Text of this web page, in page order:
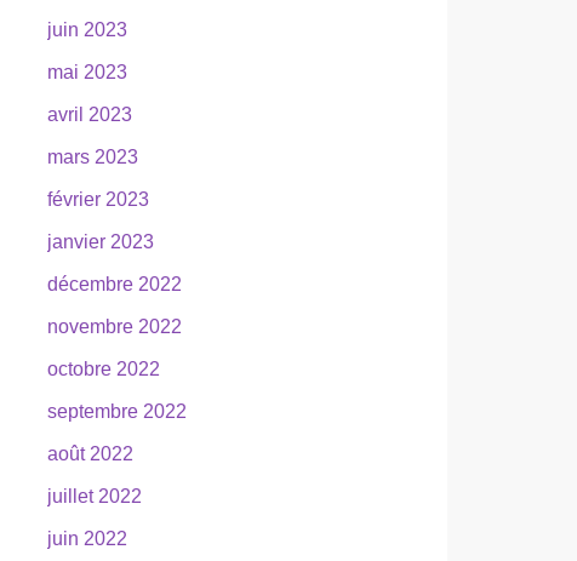
juin 2023
mai 2023
avril 2023
mars 2023
février 2023
janvier 2023
décembre 2022
novembre 2022
octobre 2022
septembre 2022
août 2022
juillet 2022
juin 2022